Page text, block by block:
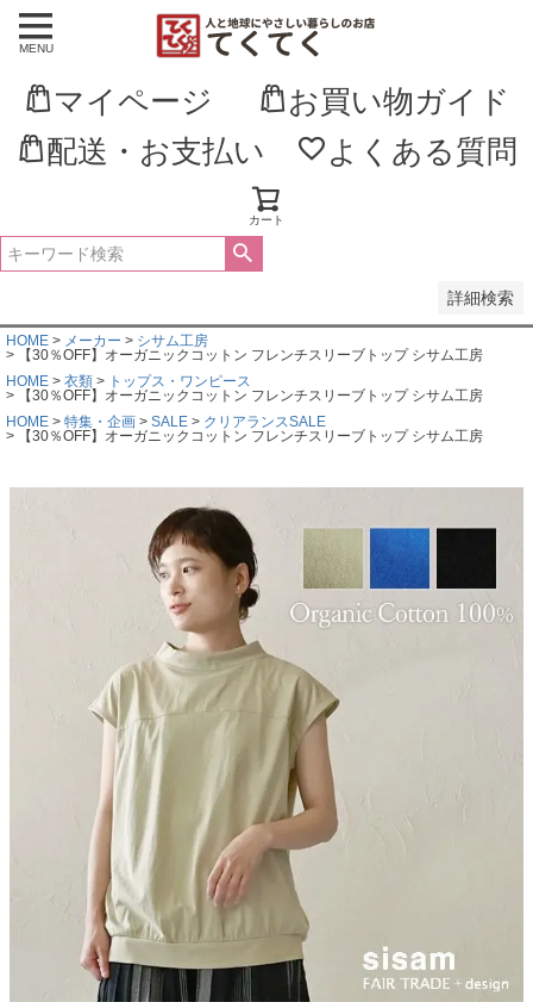
MENU
マイページ
お買い物ガイド
配送・お支払い
よくある質問
カート
詳細検索
新着順
登録順
価格が高い順
優先度順
HOME メーカー
シサム工房
【30％OFF】オーガニックコットン フレンチスリーブトップ シサム工房
HOME
衣類
トップス・ワンピース
【30％OFF】オーガニックコットン フレンチスリーブトップ シサム工房
HOME
特集・企画 SALE
クリアランスSALE
【30％OFF】オーガニックコットン フレンチスリーブトップ シサム工房